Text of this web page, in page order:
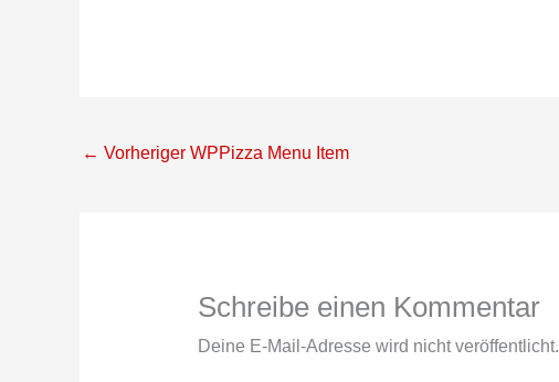
← Vorheriger WPPizza Menu Item
Schreibe einen Kommentar
Deine E-Mail-Adresse wird nicht veröffentlicht.